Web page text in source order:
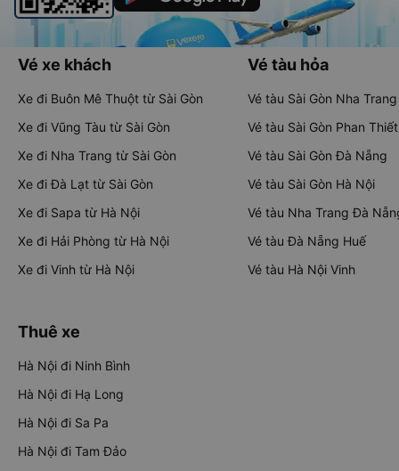
Vé xe khách
Xe đi Buôn Mê Thuột từ Sài Gòn
Xe đi Vũng Tàu từ Sài Gòn
Xe đi Nha Trang từ Sài Gòn
Xe đi Đà Lạt từ Sài Gòn
Xe đi Sapa từ Hà Nội
Xe đi Hải Phòng từ Hà Nội
Xe đi Vinh từ Hà Nội
Vé tàu hỏa
Vé tàu Sài Gòn Nha Trang
Vé tàu Sài Gòn Phan Thiết
Vé tàu Sài Gòn Đà Nẵng
Vé tàu Sài Gòn Hà Nội
Vé tàu Nha Trang Đà
Vé tàu Đà Nẵng Huế
Vé tàu Hà Nội Vinh
Thuê xe
Hà Nội đi Ninh Bình
Hà Nội đi Hạ Long
Hà Nội đi Sa Pa
Hà Nội đi Tam Đảo